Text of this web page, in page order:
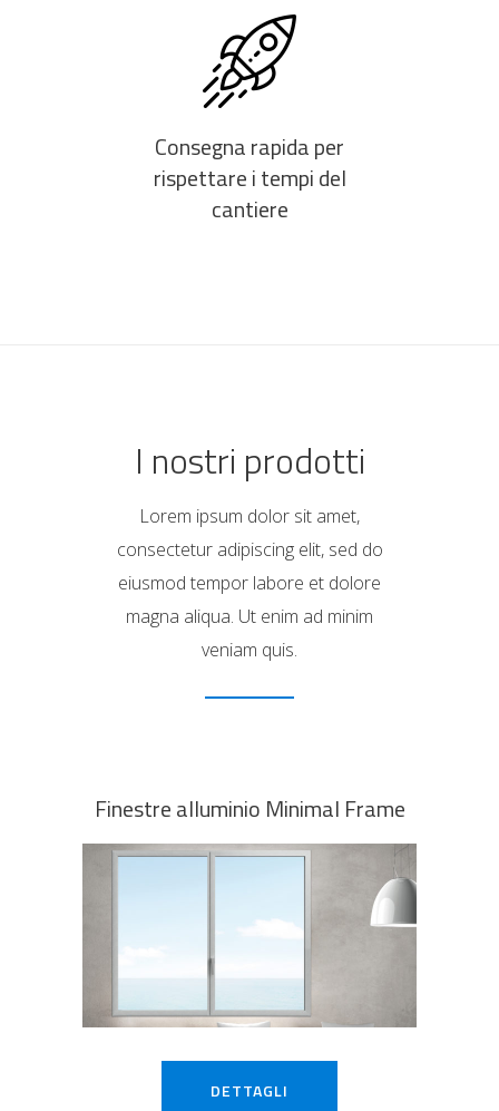
Consegna rapida per
rispettare i tempi del
cantiere
I nostri prodotti
Lorem ipsum dolor sit amet,
consectetur adipiscing elit, sed do
eiusmod tempor labore et dolore
magna aliqua. Ut enim ad minim
veniam quis.
Finestre alluminio Minimal Frame
DETTAGLI